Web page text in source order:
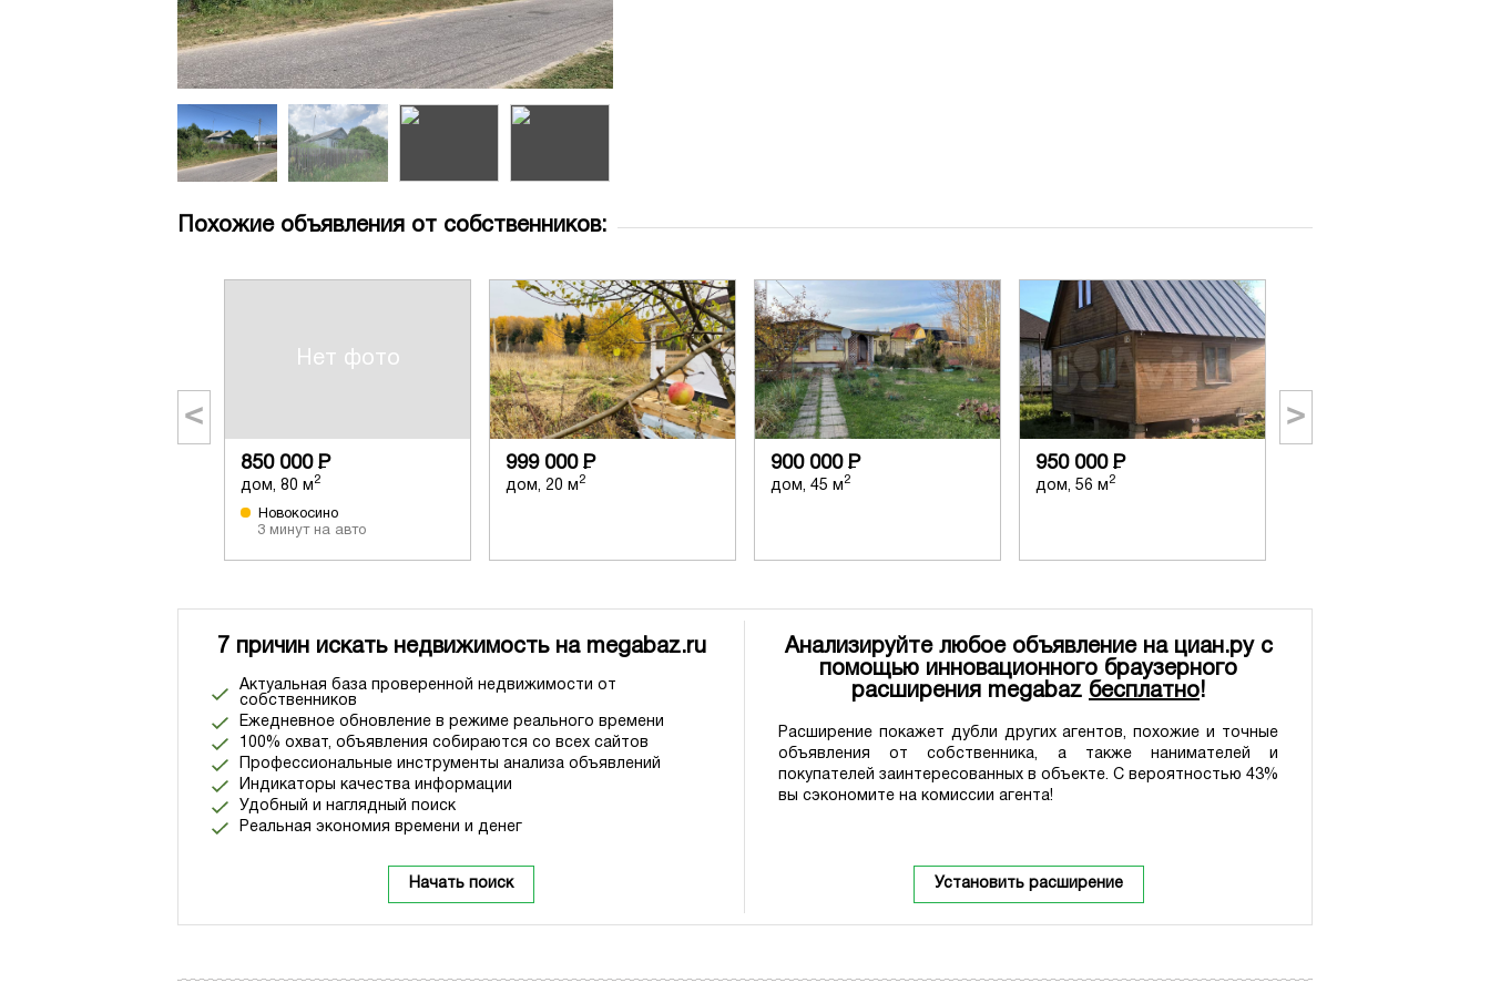
Похожие объявления от собственников:
Нет фото
850 000 Р
дом, 80 м 2
Новокосино
3 минут на авто
999 000 Р
дом, 20 м 2
900 000 Р
дом, 45 м 2
950 000 Р
дом, 56 м 2
< >
7 причин искать недвижимость на megabaz.ru
Актуальная база проверенной недвижимости от
собственников
Ежедневное обновление в режиме реального времени
100% охват, объявления собираются со всех сайтов
Профессиональные инструменты анализа объявлений
Индикаторы качества информации
Удобный и наглядный поиск
Реальная экономия времени и денег
Начать поиск
Анализируйте любое объявление на циан.ру с
помощью инновационного браузерного
расширения megabaz бесплатно!
Расширение покажет дубли других агентов, похожие и точные
объявления от собственника, а также нанимателей и
покупателей заинтересованных в объекте. С вероятностью 43%
вы сэкономите на комиссии агента!
Установить расширение